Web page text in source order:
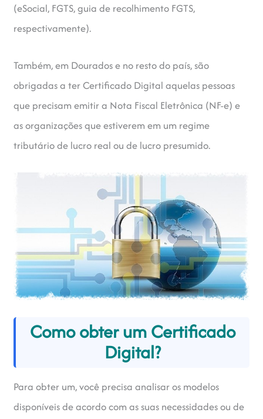
(eSocial, FGTS, guia de recolhimento FGTS,
respectivamente).
Também, em Dourados e no resto do país, são
obrigadas a ter Certificado Digital aquelas pessoas
que precisam emitir a Nota Fiscal Eletrônica (NF-e) e
as organizações que estiverem em um regime
tributário de lucro real ou de lucro presumido.
Como obter um Certificado
Digital?
Para obter um, você precisa analisar os modelos
disponíveis de acordo com as suas necessidades ou de